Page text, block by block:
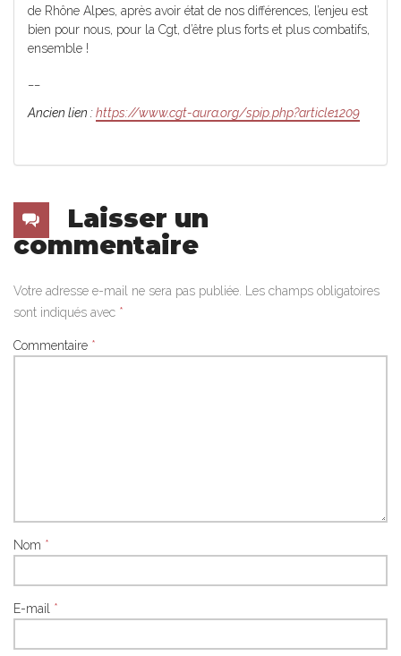
de Rhône Alpes, après avoir état de nos différences, l’enjeu est
bien pour nous, pour la Cgt, d’être plus forts et plus combatifs,
ensemble !
Ancien lien :https://www.cgt-aura.org/spip.php?article1209
Laisser un
commentaire
Votre adresse e-mail ne sera pas publiée.
Les champs obligatoires
sont indiqués avec *
Commentaire *
Nom *
E-mail *